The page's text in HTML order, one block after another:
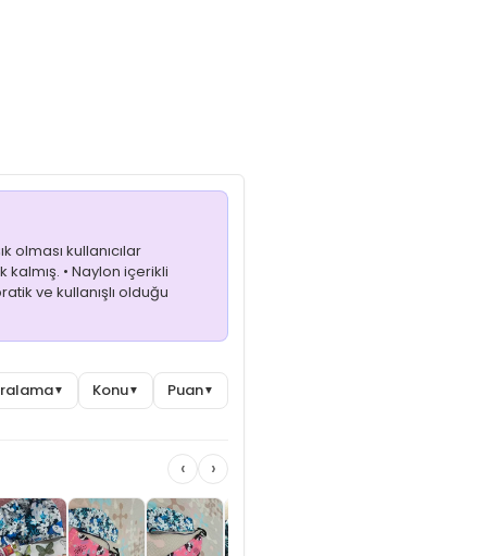
olması kullanıcılar
kalmış. • Naylon içerikli
ve kullanışlı olduğu
▼ Konu▼ Puan▼
‹ ›